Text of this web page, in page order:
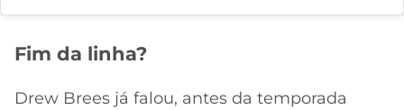
Fim da linha?
Drew Brees já falou, antes da temporada